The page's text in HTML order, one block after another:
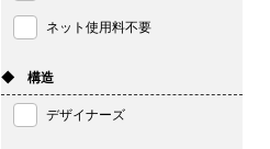
ネット使用料不要
◆ 構造
デザイナーズ